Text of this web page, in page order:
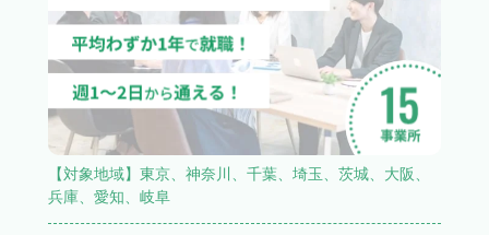
【対象地域】東京、神奈川、千葉、埼玉、茨城、大阪、
兵庫、愛知、岐阜